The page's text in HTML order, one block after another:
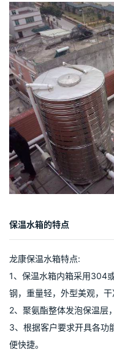
保温水箱的特点
龙康保温水箱特点:
1、保温水箱内箱采用304
钢，重量轻，外型美观，干
2、聚氨酯整体发泡保温层
3、根据客户要求开具各功
便快捷。